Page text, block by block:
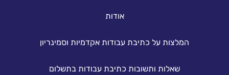
אודות
המלצות על כתיבת עבודות אקדמיות וסמינריון
שאלות ותשובות כתיבת עבודות בתשלום